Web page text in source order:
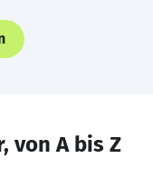
von A bis Z